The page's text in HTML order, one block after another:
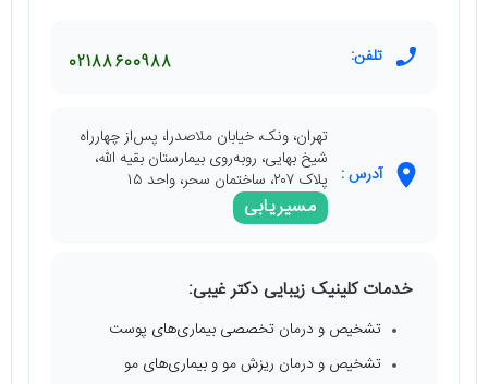
تلفن: 02188600988
آدرس :
تهران، ونک، خیابان ملاصدرا، پس‌از چهارراه
شیخ بهایی، روبه‌روی بیمارستان بقیه الله،
پلاک ۲۰۷، ساختمان سحر، واحد ۱۵
مسیریابی
خدمات کلینیک زیبایی دکتر غیبی:
تشخیص و درمان تخصصی بیماری‌های پوست
تشخیص و درمان ریزش مو و بیماری‌های مو